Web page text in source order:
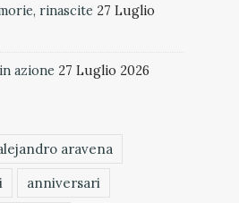
rinascite 27 Luglio
azione 27 Luglio 2026
aravena
anniversari